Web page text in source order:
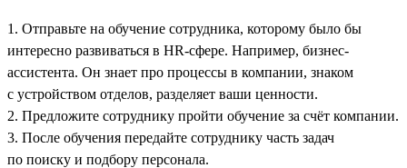
1. Отправьте на обучение сотрудника, которому было бы
интересно развиваться в HR-сфере. Например, бизнес-
ассистента. Он знает про процессы в компании, знаком
с устройством отделов, разделяет ваши ценности.
2. Предложите сотруднику пройти обучение за счёт компании.
3. После обучения передайте сотруднику часть задач
по поиску и подбору персонала.